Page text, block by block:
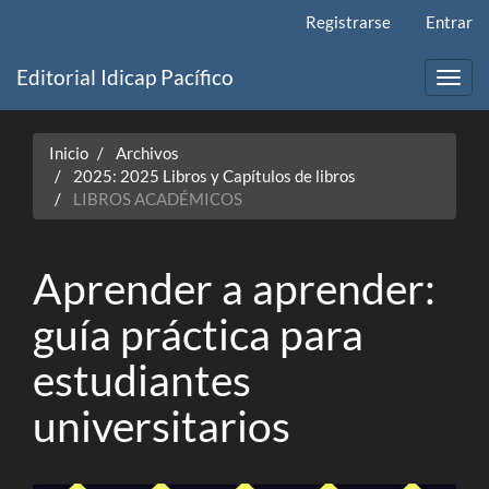
principal
Registrarse Entrar
Editorial Idicap Pacífico
Inicio
Archivos
2025: 2025 Libros y Capítulos de libros
LIBROS ACADÉMICOS
Aprender a aprender:
guía práctica para
estudiantes
universitarios